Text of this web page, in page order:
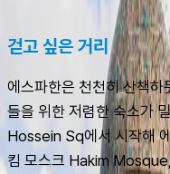
걷고 싶은 거리
에스파한은 천천히 산책
들을 위한 저렴한 숙소가
Hossein Sq에서 시작해
킴 모스크 Hakim